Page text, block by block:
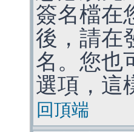
簽名檔在
後，請在
名。您也
選項，這
回頂端